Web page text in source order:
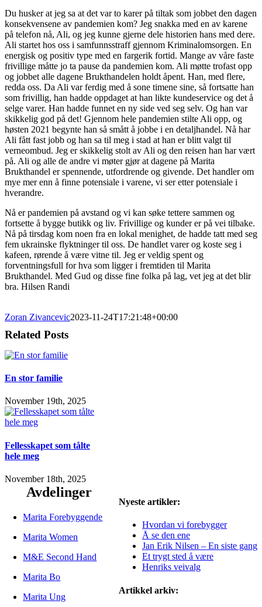
Du husker at jeg sa at det var to karer på tiltak som jobbet den dagen
konsekvensene av pandemien kom? Jeg snakka med en av karene
på telefon nå, Ali, og jeg kunne gjerne dele historien hans med dere.
Ali startet hos oss i samfunnsstraff gjennom Kriminalomsorgen. En
energisk og positiv type med en fargerik fortid. Mange av våre faste
frivillige måtte jo ta pause da pandemien kom. Ali møtte trofast opp
og jobbet alle dagene Brukthandelen holdt åpent. Han, med flere,
redda oss. Da Ali var ferdig med å sone timene sine, så fortsatte han
som frivillig, han hadde oppdaget at han likte kundeservice og det å
selge varer. Han hadde funnet en ny side ved seg selv. Og han var
skikkelig god på det! Gjennom hele pandemien stilte Ali opp, og
høsten 2021 begynte han så smått å jobbe i en detaljhandel. Nå har
Ali fått fast jobb og han sa til meg i stad at han er blitt valgt til
verneombud. Jeg er skikkelig stolt av Ali og den reisen han har vært
på. Ali og alle de andre vi møter gjør at dagene på Marita
Brukthandel er spennende, utfordrende og givende. Det handler om
mye mer enn å finne potensiale i varene, vi ser etter potensiale i
hverandre.
Nå er pandemien på avstand og vi kan søke tettere sammen og
fortsette å bygge butikk og liv. Frivillige og kunder er på vei tilbake.
Nå på tirsdag kom noen fra en lokal menighet, de hadde tatt med seg
fem ukrainske flyktninger til oss. De handlet varer og koste seg i
kafeen, rørende å være vitne til. Jeg er veldig spent og
forventningsfull for hva som ligger i fremtiden til Marita
Brukthandel. Med Gud og disse fine folka på lag, vet jeg at det blir
bra. Hilsen Randi
Zoran Zivancevic2023-11-24T17:21:48+00:00
Related Posts
En stor familie
November 19th, 2025
Fellesskapet som tålte
hele meg
November 18th, 2025
Nyeste artikler:
Hvordan vi forebygger
Å se den ene
Jan Erik Nilsen – En siste gang
Et trygt sted å være
Henriks veivalg
Artikkel arkiv:
Avdelinger
Marita Forebyggende
Marita Women
M&E Second Hand
Marita Bo
Marita Ung